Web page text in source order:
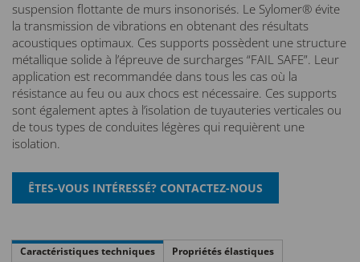
suspension flottante de murs insonorisés. Le Sylomer® évite
la transmission de vibrations en obtenant des résultats
acoustiques optimaux. Ces supports possèdent une structure
métallique solide à l’épreuve de surcharges “FAIL SAFE”. Leur
application est recommandée dans tous les cas où la
résistance au feu ou aux chocs est nécessaire. Ces supports
sont également aptes à l’isolation de tuyauteries verticales ou
de tous types de conduites légères qui requièrent une
isolation.
Caractéristiques techniques
Propriétés élastiques